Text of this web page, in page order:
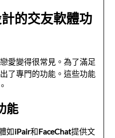
的交友軟體功
愛變得很常見。為了滿足
了專門的功能。這些功能
能
如iPair和FaceChat提供文